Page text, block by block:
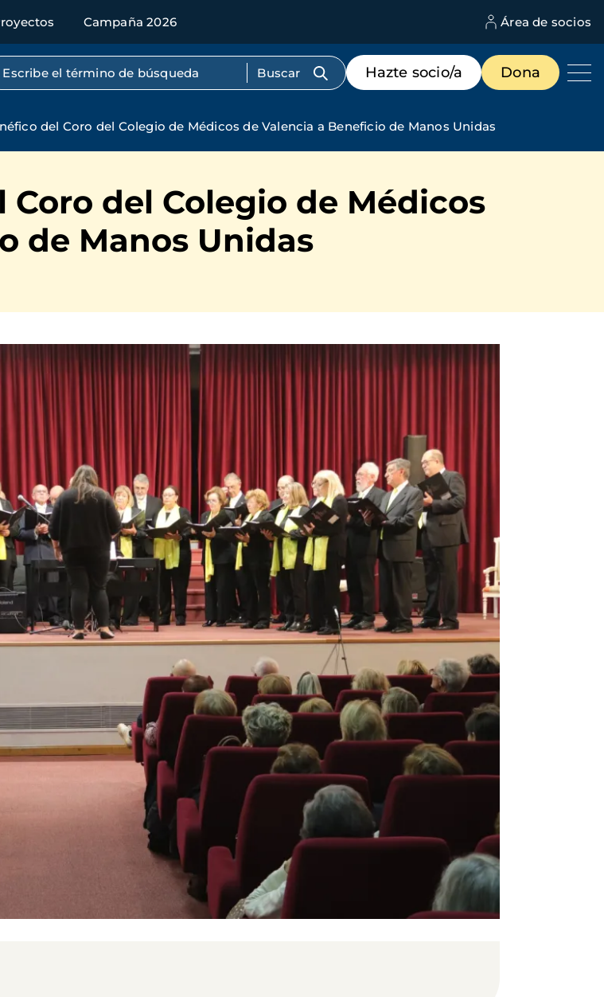
Campaña 2026 Área de socios
Búsqueda por texto completo
Menú
de
destacados
Hazte socio/a Dona
del Coro del Colegio de Médicos de Valencia a Beneficio de Manos Unidas
del Colegio de Médicos
de Manos Unidas